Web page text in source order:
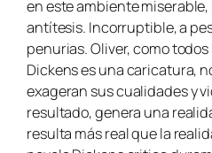
en este ambiente miserable,
antítesis. Incorruptible, a
penurias. Oliver, como
Dickens es una caricatura,
exageran sus cualidades y
resultado, genera una
resulta más real que la